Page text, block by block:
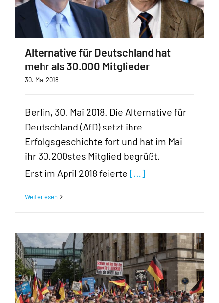
Alternative für Deutschland hat
mehr als 30.000 Mitglieder
30. Mai 2018
Berlin, 30. Mai 2018. Die Alternative für
Deutschland (AfD) setzt ihre
Erfolgsgeschichte fort und hat im Mai
ihr 30.200stes Mitglied begrüßt.
Erst im April 2018 feierte […]
Weiterlesen